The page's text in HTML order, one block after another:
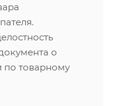
о
по товарному